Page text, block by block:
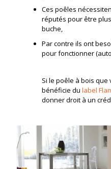
Ces poêles
réputés pour être
buche,
Par contre ils ont
pour fonctionner
Si le poêle à bois
bénéficie dulabel
donner droit à un